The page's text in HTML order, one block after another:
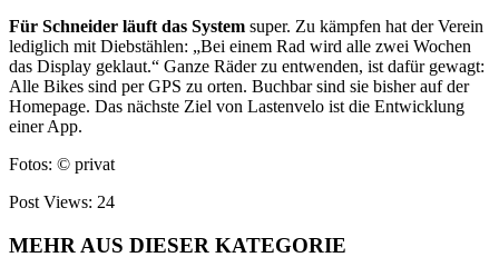
Für Schneider läuft das System super. Zu kämpfen hat der Verein
lediglich mit Diebstählen: „Bei einem Rad wird alle zwei Wochen
das Display geklaut.“ Ganze Räder zu entwenden, ist dafür gewagt:
Alle Bikes sind per GPS zu orten. Buchbar sind sie bisher auf der
Homepage. Das nächste Ziel von Lastenvelo ist die Entwicklung
einer App.
Fotos: © privat
Post Views: 24
MEHR AUS DIESER KATEGORIE